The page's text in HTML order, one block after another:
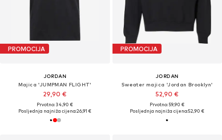
PROMOCIJA
JORDAN
Majica 'JUMPMAN FLIGHT'
29,90 €
Prvotno: 34,90 €
Posljednja najniža cijena:26,91 €
PROMOCIJA
JORDAN
Sweater majica 'Jordan Brooklyn'
52,90 €
Prvotno: 59,90 €
Posljednja najniža cijena:52,90 €